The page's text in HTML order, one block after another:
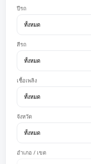
ปีรถ
สีรถ
เชื้อเพลิง
จังหวัด
อำเภอ / เขต